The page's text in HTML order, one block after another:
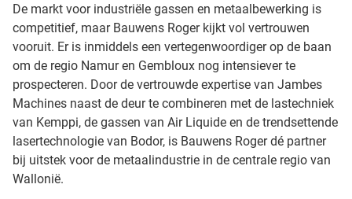
De markt voor industriële gassen en metaalbewerking is
competitief, maar Bauwens Roger kijkt vol vertrouwen
vooruit. Er is inmiddels een vertegenwoordiger op de baan
om de regio Namur en Gembloux nog intensiever te
prospecteren. Door de vertrouwde expertise van Jambes
Machines naast de deur te combineren met de lastechniek
van Kemppi, de gassen van Air Liquide en de trendsettende
lasertechnologie van Bodor, is Bauwens Roger dé partner
bij uitstek voor de metaalindustrie in de centrale regio van
Wallonië.